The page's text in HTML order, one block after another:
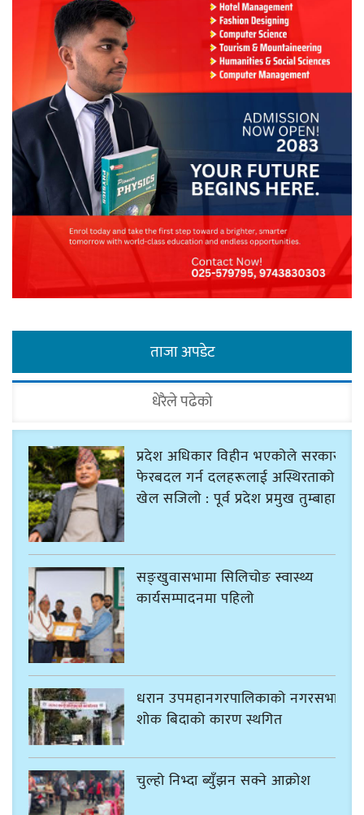
ताजा अपडेट
धेरैले पढेको
प्रदेश अधिकार विहीन भएकोले सरकार
फेरबदल गर्न दलहरूलाई अस्थिरताको
खेल सजिलो : पूर्व प्रदेश प्रमुख तुम्बाहाङ
सङ्खुवासभामा सिलिचोङ स्वास्थ्य
कार्यसम्पादनमा पहिलो
धरान उपमहानगरपालिकाको नगरसभा
शोक बिदाको कारण स्थगित
चुल्हो निभ्दा ब्युँझन सक्ने आक्रोश